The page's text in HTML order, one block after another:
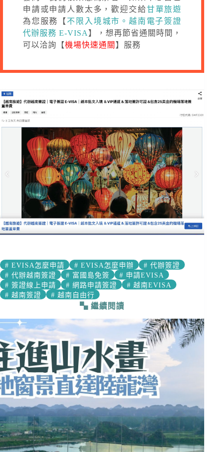
申請或申請人數太多，歡迎交給甘單旅遊
為您服務【 不限入境城市。越南電子簽證
代辦服務 E-VISA 】，想再節省通關時間，
可以洽詢【機場快速通關 】服務
# EVISA怎麼申請 # EVISA怎麼申辦 # 代辦簽證
# 代辦越南簽證 # 富國島免簽 # 申請EVISA
# 簽證線上申請 # 網路申請簽證 # 越南EVISA
# 越南簽證 # 越南自由行
繼續閱讀